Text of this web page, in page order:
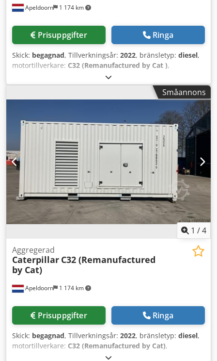
Apeldoorn 1 174 km
Prisuppgifter Ringa
Skick: begagnad, Tillverkningsår: 2022, bränsletyp: diesel,
motortillverkare: C32 (Remanufactured by Cat ),
Användningsområde: Byggbranschen Egenvikt: 9 000 kg
Generatoreffekt: 1 250 kVA Transportmått (L x B x H): 20 fot
försäljningsavdelningen för mer information. Över 85 års
försäljningserfarenhet i Nederländerna. Ett expertteam
som söker skräddarsydda lösningar för dina behov. 1 000
drifttimmar eller 1 års garanti: maximal säkerhet.
Tillgängliga dygnet runt, alla dagar i veckan. Snabb
service. Stort lager, omedelbart tillgängligt.
Småannons
1 /4
Apeldoorn 1 174 km
Aggregerad
Caterpillar C32 (Remanufactured
by Cat)
Prisuppgifter Ringa
Skick: begagnad, Tillverkningsår: 2022, bränsletyp: diesel,
motortillverkare: C32 (Remanufactured by Cat),
Användningsområde: Byggbranschen Egenvikt: 18 221 kg